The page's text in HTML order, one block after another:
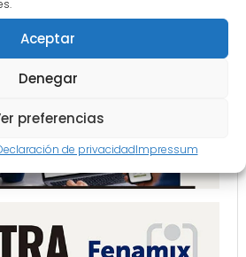
Aceptar
Denegar
preferencias
de privacidadImpressum